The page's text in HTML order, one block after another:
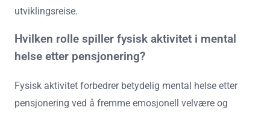
utviklingsreise.
Hvilken rolle spiller fysisk aktivitet i mental
helse etter pensjonering?
Fysisk aktivitet forbedrer betydelig mental helse etter
pensjonering ved å fremme emosjonell velvære og